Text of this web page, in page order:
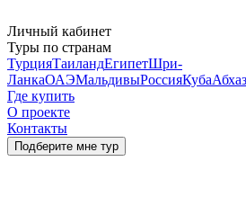
Личный кабинет
Туры по странам
ТурцияТаиландЕгипетШри-
ЛанкаОАЭМальдивыРоссияКуба
Где купить
О проекте
Контакты
Подберите мне тур